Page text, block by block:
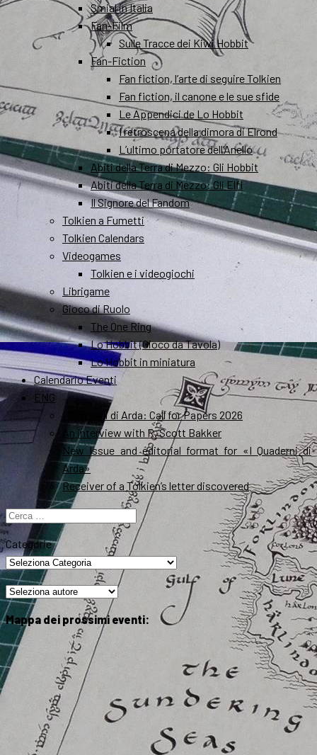
Smial in Italia
Fan-Film
Sulle Tracce dei Kiwi Hobbit
Fan-Fiction
Fan fiction, l’arte di seguire Tolkien
Fan fiction, il canone e le sue sfide
Le Appendici de Lo Hobbit
I retroscena della dimora di Elrond
L’ultimo portatore dell’Anello
Abiti della Terra di Mezzo: Gli Hobbit
Abiti della Terra di Mezzo: Gli Elfi
Il Signore del Fandom
Tolkien a Fumetti
Tolkien Calendars
Videogames
Tolkien e i videogiochi
Librigame
Gioco di Ruolo
The One Ring
Lo Hobbit (Gioco da Tavola)
Lo Hobbit in miniatura
Calendario Eventi
ENG
I Quaderni di Arda: Call for Papers 2026
An interview with R. Scott Bakker
New Issue and editorial format for «I Quaderni di
Arda»
Receiver of a Tolkien’s letter discovered
Ricerca
per:
Categorie
Mappa dei prossimi eventi: